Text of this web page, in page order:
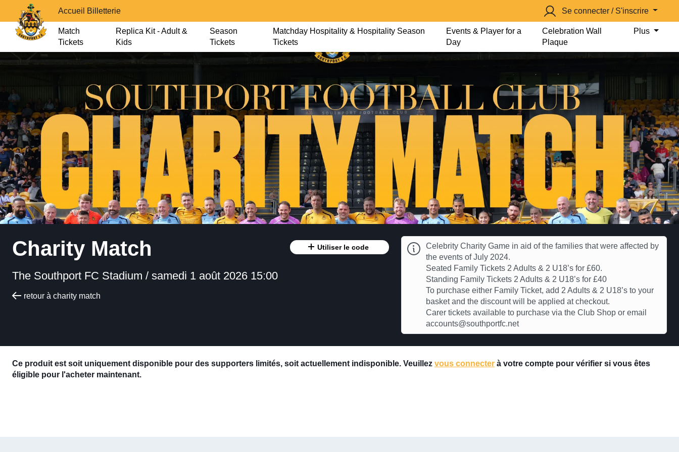
Accueil Billetterie Se connecter / S'inscrire
Match
Tickets
Replica Kit - Adult &
Kids
Season
Tickets
Matchday Hospitality & Hospitality Season
Tickets
Events & Player for a
Day
Celebration Wall
Plaque
Plus
Charity Match
The Southport FC Stadium / samedi 1 août 2026 15:00
retour à charity match
Utiliser le code
Celebrity Charity Game in aid of the families that were affected by
the events of July 2024.
Seated Family Tickets 2 Adults & 2 U18’s for £60.
Standing Family Tickets 2 Adults & 2 U18’s for £40
To purchase either Family Ticket, add 2 Adults & 2 U18’s to your
basket and the discount will be applied at checkout.
Carer tickets available to purchase via the Club Shop or email
accounts@southportfc.net
Ce produit est soit uniquement disponible pour des supporters limités, soit actuellement indisponible. Veuillez vous connecter à votre compte pour vérifier si vous êtes
éligible pour l'acheter maintenant.